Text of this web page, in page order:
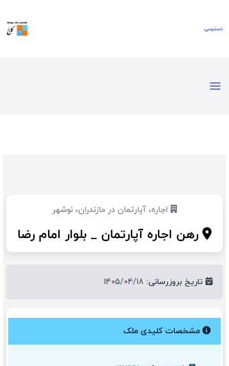
دسترسی‌
اجاره، آپارتمان در مازندران، نوشهر
رهن اجاره آپارتمان _ بلوار امام رضا
تاریخ بروزرسانی:
مشخصات کلیدی ملک